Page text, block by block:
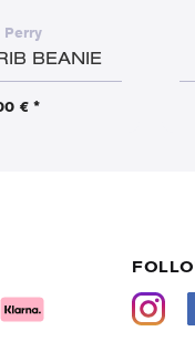
Perry
BEANIE
€ *